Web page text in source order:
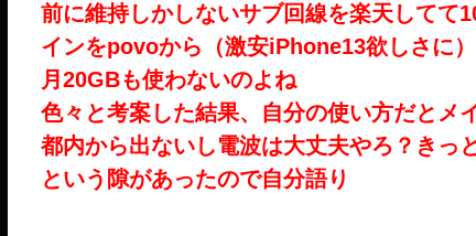
前に維持しかしないサブ回線を楽天してて
インをpovoから（激安iPhone13欲しさに
月20GBも使わないのよね
色々と考案した結果、自分の使い方だとメ
都内から出ないし電波は大丈夫やろ？きっ
という隙があったので自分語り